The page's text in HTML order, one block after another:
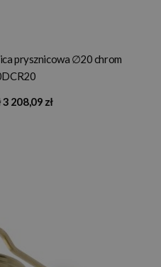
prysznicowa ∅20 chrom
3 208,09 zł